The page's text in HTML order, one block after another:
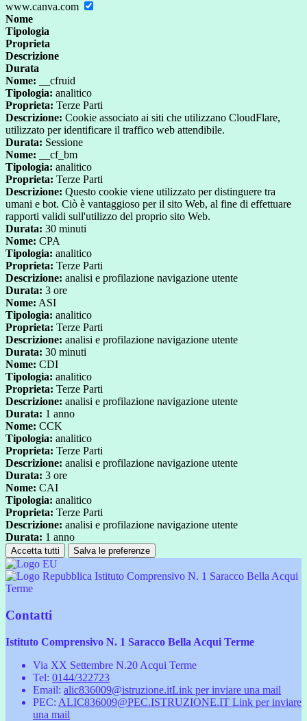
www.canva.com
Nome
Tipologia
Proprieta
Descrizione
Durata
Nome: __cfruid
Tipologia: analitico
Proprieta: Terze Parti
Descrizione: Cookie associato ai siti che utilizzano CloudFlare,
utilizzato per identificare il traffico web attendibile.
Durata: Sessione
Nome: __cf_bm
Tipologia: analitico
Proprieta: Terze Parti
Descrizione: Questo cookie viene utilizzato per distinguere tra
umani e bot. Ciò è vantaggioso per il sito Web, al fine di effettuare
rapporti validi sull'utilizzo del proprio sito Web.
Durata: 30 minuti
Nome: CPA
Tipologia: analitico
Proprieta: Terze Parti
Descrizione: analisi e profilazione navigazione utente
Durata: 3 ore
Nome: ASI
Tipologia: analitico
Proprieta: Terze Parti
Descrizione: analisi e profilazione navigazione utente
Durata: 30 minuti
Nome: CDI
Tipologia: analitico
Proprieta: Terze Parti
Descrizione: analisi e profilazione navigazione utente
Durata: 1 anno
Nome: CCK
Tipologia: analitico
Proprieta: Terze Parti
Descrizione: analisi e profilazione navigazione utente
Durata: 3 ore
Nome: CAI
Tipologia: analitico
Proprieta: Terze Parti
Descrizione: analisi e profilazione navigazione utente
Durata: 1 anno
Accetta tutti Salva le preferenze
Istituto Comprensivo N. 1 Saracco Bella Acqui
Terme
Contatti
Istituto Comprensivo N. 1 Saracco Bella Acqui Terme
Via XX Settembre N.20 Acqui Terme
Tel: 0144/322723
Email: alic836009@istruzione.itLink per inviare una mail
PEC: ALIC836009@PEC.ISTRUZIONE.IT Link per inviare
una mail